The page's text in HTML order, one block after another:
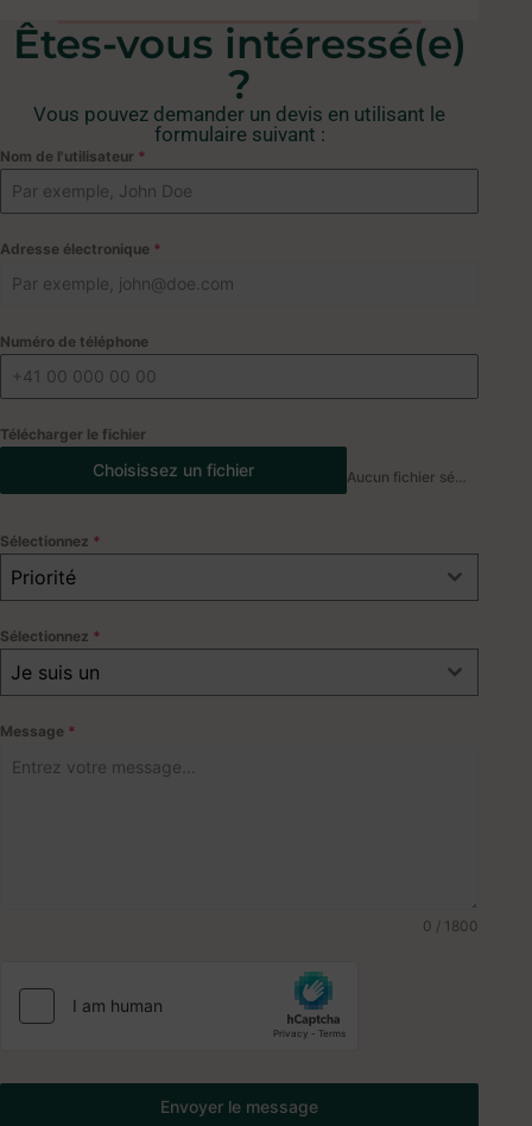
Êtes-vous intéressé(e)
?
Vous pouvez demander un devis en utilisant le
formulaire suivant :
Nom de l'utilisateur *
Adresse électronique *
Numéro de téléphone
Télécharger le fichier
Choisissez un fichier
Sélectionnez *
Priorité
Sélectionnez *
Je suis un
Message *
0 / 1800
Envoyer le message